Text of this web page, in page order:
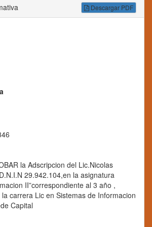
Descargar PDF
la Adscripcion del Lic.Nicolas
29.942.104,en la asignatura
II”correspondiente al 3 año ,
carrera Lic en Sistemas de Informacion
Capital